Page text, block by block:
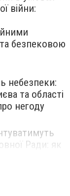
війни:
безпековою
небезпеки:
та області
негоду
Ради: як